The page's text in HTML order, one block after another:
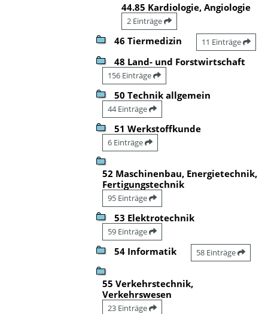
44.85 Kardiologie, Angiologie
2 Einträge
46 Tiermedizin 11 Einträge
48 Land- und Forstwirtschaft
156 Einträge
50 Technik allgemein
44 Einträge
51 Werkstoffkunde
6 Einträge
52 Maschinenbau, Energietechnik,
Fertigungstechnik
95 Einträge
53 Elektrotechnik
59 Einträge
54 Informatik 58 Einträge
55 Verkehrstechnik,
Verkehrswesen
23 Einträge